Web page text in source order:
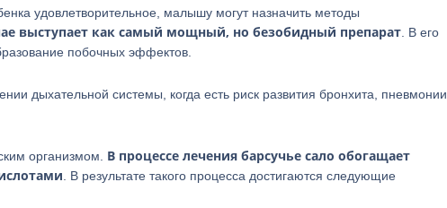
удовлетворительное, малышу могут назначить методы
выступает как самый мощный, но безобидный препарат . В его
побочных эффектов.
дыхательной системы, когда есть риск развития бронхита, пневмонии
организмом. В процессе лечения барсучье сало обогащает
. В результате такого процесса достигаются следующие